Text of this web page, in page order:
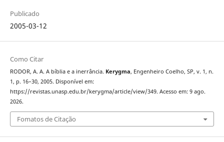
Publicado
2005-03-12
Como Citar
RODOR, A. A. A bíblia e a inerrância. Kerygma, Engenheiro Coelho, SP, v. 1, n.
1, p. 16–30, 2005. Disponível em:
https://revistas.unasp.edu.br/kerygma/article/view/349. Acesso em: 9 ago.
2026.
Fomatos de Citação